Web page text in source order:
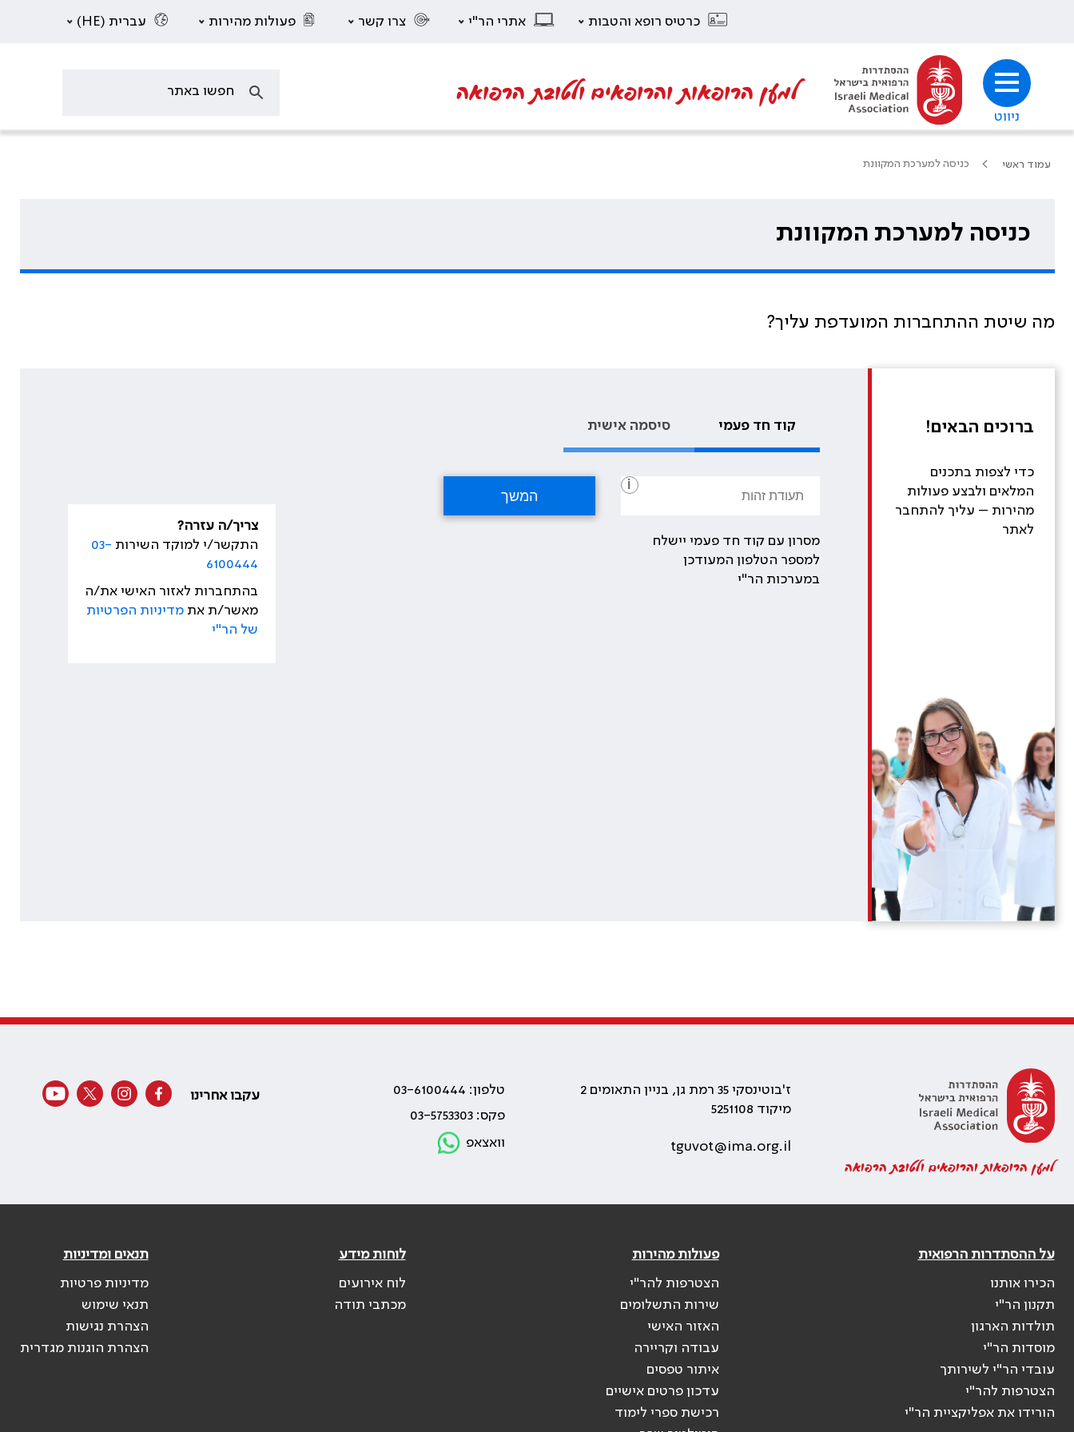
כרטיס רופא והטבות אתרי הר"י צרו קשר פעולות מהירות עברית (HE)
ניווט
למען הרופאות והרופאים ולטובת הרפואה
עמוד ראשי כניסה למערכת המקוונת
כניסה למערכת המקוונת
מה שיטת ההתחברות המועדפת עליך?
ברוכים הבאים!
כדי לצפות בתכנים
המלאים ולבצע פעולות
מהירות – עליך להתחבר
לאתר
קוד חד פעמי סיסמה אישית
i
מסרון עם קוד חד פעמי יישלח
למספר הטלפון המעודכן
במערכות הר"י
צריך/ה עזרה?
התקשר/י למוקד השירות 03-
6100444
בהתחברות לאזור האישי את/ה
מאשר/ת אתמדיניות הפרטיות
של הר"י
למען הרופאות והרופאים ולטובת הרפואה
ז'בוטינסקי 35 רמת גן, בניין התאומים 2
מיקוד 5251108
tguvot@ima.org.il
טלפון: 03-6100444
פקס: 03-5753303
וואצאפ
עקבו אחרינו
על ההסתדרות הרפואית
הכירו אותנו
תקנון הר"י
תולדות הארגון
מוסדות הר"י
עובדי הר"י לשירותך
הצטרפות להר"י
הורידו את אפליקציית הר"י
פעולות מהירות
הצטרפות להר"י
שירות התשלומים
האזור האישי
עבודה וקריירה
איתור טפסים
עדכון פרטים אישיים
רכישת ספרי לימוד
לוחות מידע
לוח אירועים
מכתבי תודה
תנאים ומדיניות
מדיניות פרטיות
תנאי שימוש
הצהרת נגישות
הצהרת הוגנות מגדרית